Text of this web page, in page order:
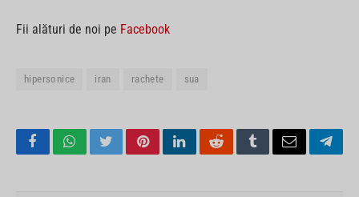
Fii alături de noi pe Facebook
hipersonice iran rachete sua
FacebookWhatsApp
TwitterPinterestLinkedInRedditTumblrEmail